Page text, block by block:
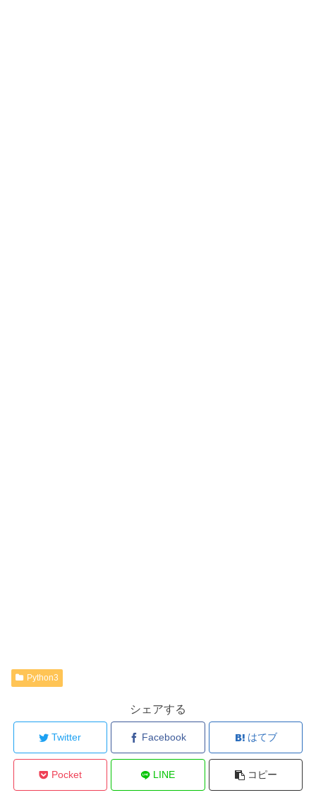
Python3
シェアする
Twitter Facebook はてブ
Pocket LINE コピー